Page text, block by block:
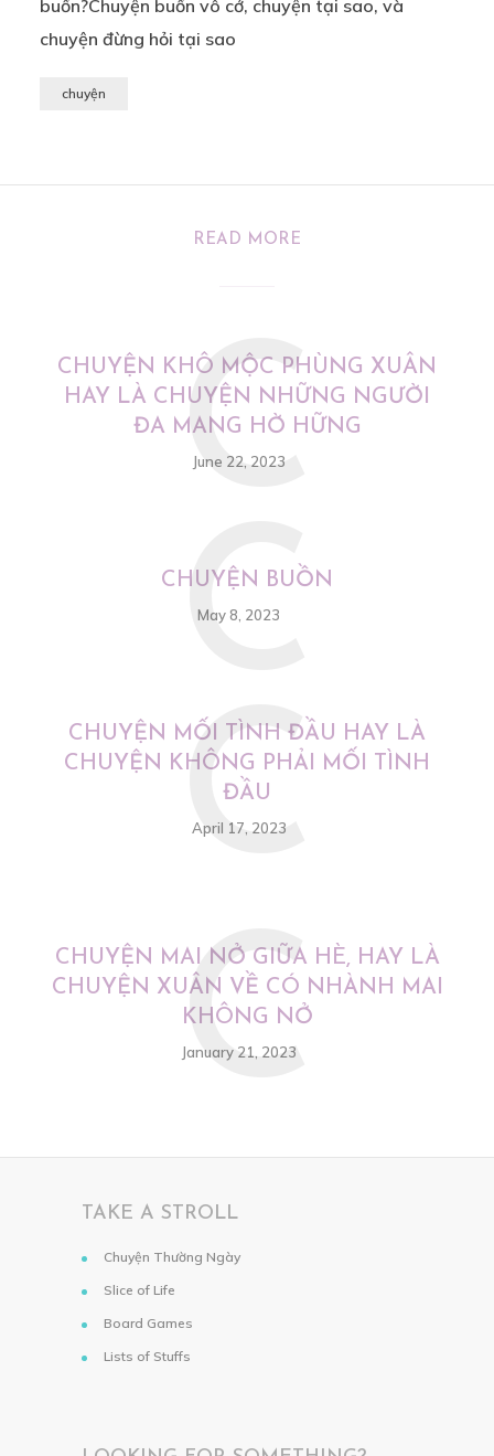
buồn?Chuyện buồn vô cớ, chuyện tại sao, và
chuyện đừng hỏi tại sao
chuyện
READ MORE
CHUYỆN KHÔ MỘC PHÙNG XUÂN
HAY LÀ CHUYỆN NHỮNG NGƯỜI
ĐA MANG HỜ HỮNG
June 22, 2023
C
CHUYỆN BUỒN
May 8, 2023
C
CHUYỆN MỐI TÌNH ĐẦU HAY LÀ
CHUYỆN KHÔNG PHẢI MỐI TÌNH
ĐẦU
April 17, 2023
C
CHUYỆN MAI NỞ GIỮA HÈ, HAY LÀ
CHUYỆN XUÂN VỀ CÓ NHÀNH MAI
KHÔNG NỞ
January 21, 2023
C
TAKE A STROLL
Chuyện Thường Ngày
Slice of Life
Board Games
Lists of Stuffs